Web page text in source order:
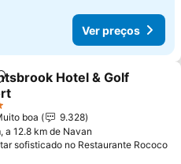
Ver preços
aos favoritos
Hotel & Golf
boa
9.328
a 12.8 km de Navan
sofisticado no Restaurante Rococo